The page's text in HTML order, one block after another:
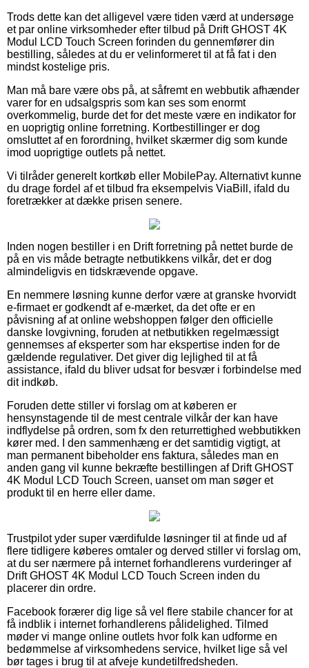
Trods dette kan det alligevel være tiden værd at undersøge
et par online virksomheder efter tilbud på Drift GHOST 4K
Modul LCD Touch Screen forinden du gennemfører din
bestilling, således at du er velinformeret til at få fat i den
mindst kostelige pris.
Man må bare være obs på, at såfremt en webbutik afhænder
varer for en udsalgspris som kan ses som enormt
overkommelig, burde det for det meste være en indikator for
en uoprigtig online forretning. Kortbestillinger er dog
omsluttet af en forordning, hvilket skærmer dig som kunde
imod uoprigtige outlets på nettet.
Vi tilråder generelt kortkøb eller MobilePay. Alternativt kunne
du drage fordel af et tilbud fra eksempelvis ViaBill, ifald du
foretrækker at dække prisen senere.
Inden nogen bestiller i en Drift forretning på nettet burde de
på en vis måde betragte netbutikkens vilkår, det er dog
almindeligvis en tidskrævende opgave.
En nemmere løsning kunne derfor være at granske hvorvidt
e-firmaet er godkendt af e-mærket, da det ofte er en
påvisning af at online webshoppen følger den officielle
danske lovgivning, foruden at netbutikken regelmæssigt
gennemses af eksperter som har ekspertise inden for de
gældende regulativer. Det giver dig lejlighed til at få
assistance, ifald du bliver udsat for besvær i forbindelse med
dit indkøb.
Foruden dette stiller vi forslag om at køberen er
hensynstagende til de mest centrale vilkår der kan have
indflydelse på ordren, som fx den returrettighed webbutikken
kører med. I den sammenhæng er det samtidig vigtigt, at
man permanent bibeholder ens faktura, således man en
anden gang vil kunne bekræfte bestillingen af Drift GHOST
4K Modul LCD Touch Screen, uanset om man søger et
produkt til en herre eller dame.
Trustpilot yder super værdifulde løsninger til at finde ud af
flere tidligere køberes omtaler og derved stiller vi forslag om,
at du ser nærmere på internet forhandlerens vurderinger af
Drift GHOST 4K Modul LCD Touch Screen inden du
placerer din ordre.
Facebook forærer dig lige så vel flere stabile chancer for at
få indblik i internet forhandlerens pålidelighed. Tilmed
møder vi mange online outlets hvor folk kan udforme en
bedømmelse af virksomhedens service, hvilket lige så vel
bør tages i brug til at afveje kundetilfredsheden.